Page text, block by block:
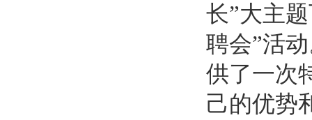
长”大主
聘会”活
供了一次
己的优势